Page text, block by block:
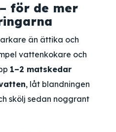
för de mer
än ättika och
vattenkokare och
1–2 matskedar
, låt blandningen
skölj sedan noggrant